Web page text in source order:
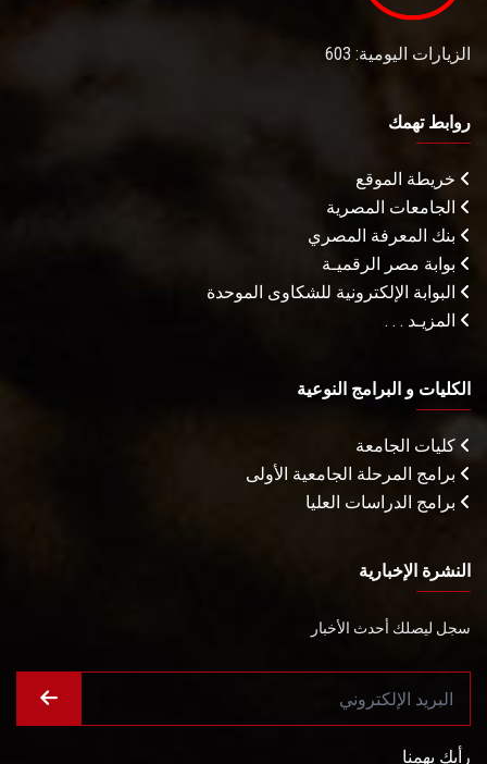
الزيارات اليومية: 603
روابط تهمك
خريطة الموقع
الجامعات المصرية
بنك المعرفة المصري
بوابة مصر الرقميـة
البوابة الإلكترونية للشكاوى الموحدة
المزيـد . . .
الكليات و البرامج النوعية
كليات الجامعة
برامج المرحلة الجامعية الأولى
برامج الدراسات العليا
النشرة الإخبارية
سجل ليصلك أحدث الأخبار
رأيك يهمنا